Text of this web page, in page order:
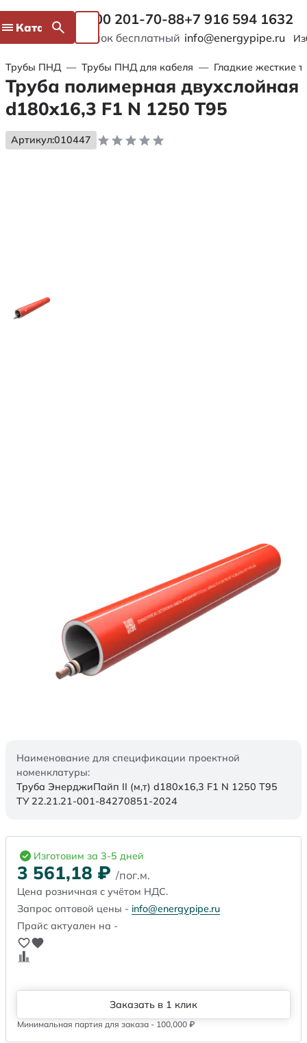
Каталог 8 800 201-70-88
Звонок бесплатный
+7 916 594 1632
info@energypipe.ru
Трубы ПНД — Трубы ПНД для кабеля — Гладкие жесткие
Труба полимерная двухслойная
d180x16,3 F1 N 1250 Т95
Артикул:010447
Наименование для спецификации проектной
номенклатуры:
Труба ЭнерджиПайп II (м,т) d180x16,3 F1 N 1250 Т95
ТУ 22.21.21-001-84270851-2024
Изготовим за 3-5 дней
3 561,18 ₽ /пог.м.
Цена розничная с учётом НДС.
Запрос оптовой цены - info@energypipe.ru
Прайс актуален на -
Заказать в 1 клик
Минимальная партия для заказа - 100,000 ₽